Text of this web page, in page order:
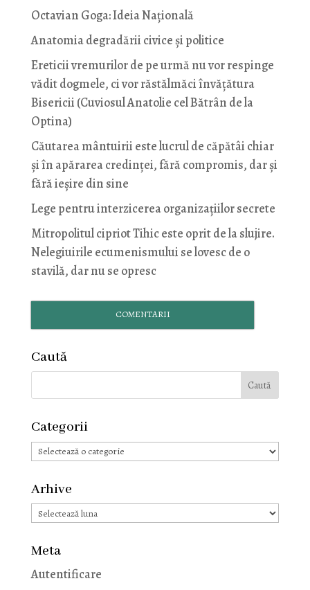
Octavian Goga: Ideia Naţională
Anatomia degradării civice și politice
Ereticii vremurilor de pe urmă nu vor respinge
vădit dogmele, ci vor răstălmăci învățătura
Bisericii (Cuviosul Anatolie cel Bătrân de la
Optina)
Căutarea mântuirii este lucrul de căpătâi chiar
și în apărarea credinței, fără compromis, dar și
fără ieșire din sine
Lege pentru interzicerea organizaţiilor secrete
Mitropolitul cipriot Tihic este oprit de la slujire.
Nelegiuirile ecumenismului se lovesc de o
stavilă, dar nu se opresc
COMENTARII
Caută
Categorii
Categorii
Arhive
Arhive
Meta
Autentificare